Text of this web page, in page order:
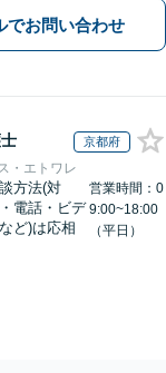
でお問い合わせ
京都府
・エトワレ
方法(対
電話・ビデ
ど)は応相
営業時間：0
9:00~18:00
（平日）